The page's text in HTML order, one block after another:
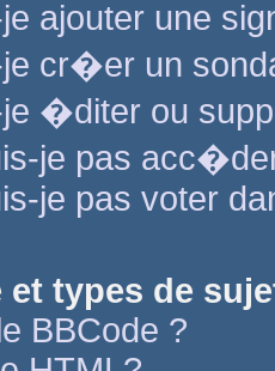
ajouter une
cr�er un
�diter ou
je pas
je pas voter
et types de
BBCode ?